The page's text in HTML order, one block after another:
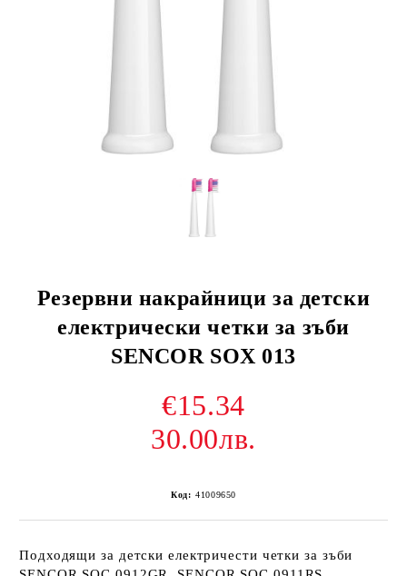
Резервни накрайници за детски
електрически четки за зъби
SENCOR SOX 013
€15.34
30.00лв.
Код: 41009650
Подходящи за детски електричести четки за зъби